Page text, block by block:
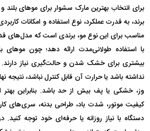
برای انتخاب بهترین مارک سشوار برای موهای بلند و
برند، به قدرت عملکرد، نوع استفاده و امکانات
مناسب برای این نوع مو، برندی است که مدل‌های
با استفاده طولانی‌مدت ارائه دهد؛ چون
بیشتری برای خشک شدن و حالت‌گیری نیاز
نداشته باشد یا حرارت آن قابل کنترل نباشد، نتیجه
وز، خشکی یا پف بیش از حد باشد. بنابراین
کیفیت موتور، شدت باد، طراحی بدنه، سری‌های
دستگاه با نیاز روزانه یا حرفه‌ای خود توجه کنید.